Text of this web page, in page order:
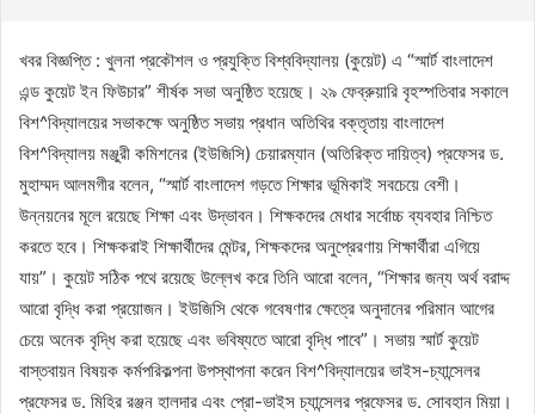
খবর বিজ্ঞপ্তি : খুলনা প্রকৌশল ও প্রযুক্তি বিশ্ববিদ্যালয় (কুয়েট) এ “স্মার্ট বাংলাদেশ
এন্ড কুয়েট ইন ফিউচার” শীর্ষক সভা অনুষ্ঠিত হয়েছে। ২৯ ফেব্রুয়ারি বৃহস্পতিবার সকালে
বিশ^বিদ্যালয়ের সভাকক্ষে অনুষ্ঠিত সভায় প্রধান অতিথির বক্তৃতায় বাংলাদেশ
বিশ^বিদ্যালয় মঞ্জুরী কমিশনের (ইউজিসি) চেয়ারম্যান (অতিরিক্ত দায়িত্ব) প্রফেসর ড.
মুহাম্মদ আলমগীর বলেন, “স্মার্ট বাংলাদেশ গড়তে শিক্ষার ভূমিকাই সবচেয়ে বেশী।
উন্নয়নের মূলে রয়েছে শিক্ষা এবং উদ্ভাবন। শিক্ষকদের মেধার সর্বোচ্চ ব্যবহার নিশ্চিত
করতে হবে। শিক্ষকরাই শিক্ষার্থীদের মেন্টর, শিক্ষকদের অনুপ্রেরণায় শিক্ষার্থীরা এগিয়ে
যায়”। কুয়েট সঠিক পথে রয়েছে উল্লেখ করে তিনি আরো বলেন, “শিক্ষার জন্য অর্থ বরাদ্দ
আরো বৃদ্ধি করা প্রয়োজন। ইউজিসি থেকে গবেষণার ক্ষেত্রে অনুদানের পরিমান আগের
চেয়ে অনেক বৃদ্ধি করা হয়েছে এবং ভবিষ্যতে আরো বৃদ্ধি পাবে”। সভায় স্মার্ট কুয়েট
বাস্তবায়ন বিষয়ক কর্মপরিকল্পনা উপস্থাপনা করেন বিশ^বিদ্যালয়ের ভাইস-চ্যান্সেলর
প্রফেসর ড. মিহির রঞ্জন হালদার এবং প্রো-ভাইস চ্যান্সেলর প্রফেসর ড. সোবহান মিয়া।